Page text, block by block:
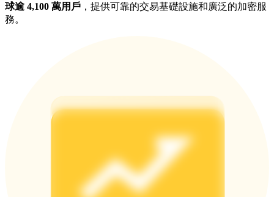
邀請朋友獲得現金獎勵
BTC 專享獎勵
充值並交易BTC瓜分 25,000 USDT 獎池！
球逾 4,100 萬用戶 ，提供可靠的交易基礎設施和廣泛的加密服
務。